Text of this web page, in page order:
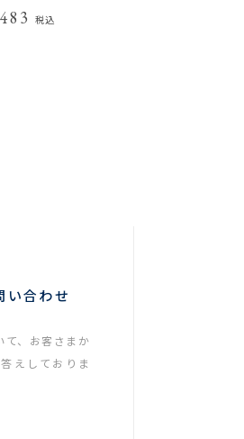
税込
い合わせ
て、お客さまか
えしておりま